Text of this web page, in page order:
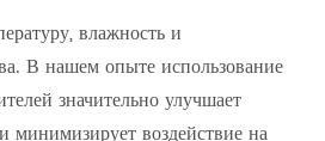
влажность и
В нашем опыте использование
значительно улучшает
минимизирует воздействие на